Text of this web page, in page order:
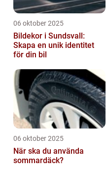
06 oktober 2025
Bildekor i Sundsvall:
Skapa en unik identitet
för din bil
06 oktober 2025
När ska du använda
sommardäck?